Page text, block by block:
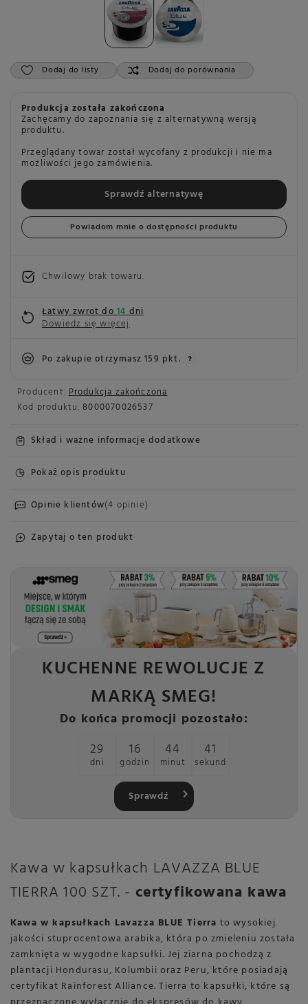
Dodaj do listy Dodaj do porównania
Producent: Produkcja zakończona
Kod produktu: 8000070026537
Skład i ważne informacje dodatkowe
Pokaż opis produktu
Opinie klientów(4 opinie)
Zapytaj o ten produkt
Produkcja została zakończona
Zachęcamy do zapoznania się z alternatywną wersją
produktu.
Przeglądany towar został wycofany z produkcji i nie ma
możliwości jego zamówienia.
Sprawdź alternatywę
Powiadom mnie o dostępności produktu
Chwilowy brak towaru
Łatwy zwrot do14dni
Dowiedz się więcej
Po zakupie otrzymasz159 pkt.
KUCHENNE REWOLUCJE Z
MARKĄ SMEG!
Do końca promocji pozostało:
29
dni
16
godzin
44
minut
40
sekund
Sprawdź
Kawa w kapsułkach LAVAZZA BLUE
TIERRA 100 SZT. - certyfikowana kawa
Kawa w kapsułkach Lavazza BLUE Tierra to wysokiej
jakości stuprocentowa arabika, która po zmieleniu została
zamknięta w wygodne kapsułki. Jej ziarna pochodzą z
plantacji Hondurasu, Kolumbii oraz Peru, które posiadają
certyfikat Rainforest Alliance. Tierra to kapsułki, które są